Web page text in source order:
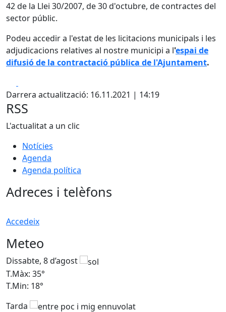
42 de la Llei 30/2007, de 30 d'octubre, de contractes del
sector públic.
Podeu accedir a l'estat de les licitacions municipals i les
adjudicacions relatives al nostre municipi a l'espai de
difusió de la contractació pública de l'Ajuntament.
Darrera actualització: 16.11.2021 | 14:19
RSS
L'actualitat a un clic
Notícies
Agenda
Agenda política
Adreces i telèfons
Accedeix
Meteo
Dissabte, 8 d’agost
T.Màx: 35°
T.Min: 18°
Tarda